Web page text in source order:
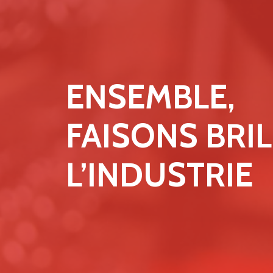
ENSEMBLE,
FAISONS
L’INDUSTRIE